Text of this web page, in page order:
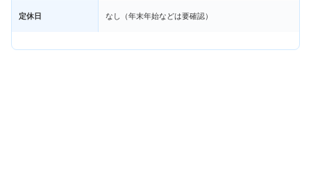
定休日 なし（年末年始などは要確認）